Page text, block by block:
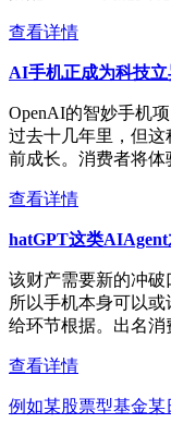
查看详情
AI手机正成为科技
OpenAI的智妙手机
过去十几年里，但
前成长。消费者将体
查看详情
hatGPT这类
该财产需要新的冲破
所以手机本身可以
给环节根据。出名消
查看详情
例如某股票型基金某